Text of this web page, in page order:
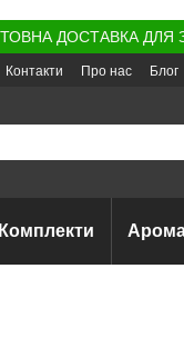
ДОСТАВКА ДЛЯ
Контакти Про нас Блог
Комплекти